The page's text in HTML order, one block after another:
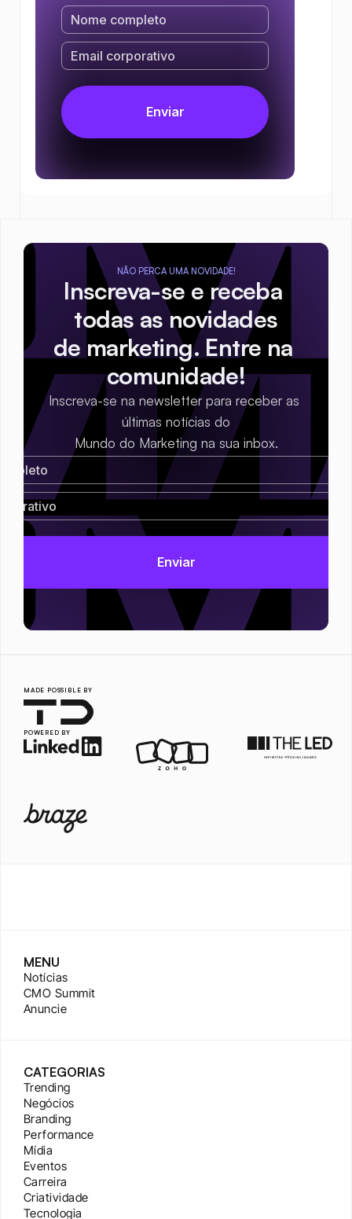
NÃO PERCA UMA NOVIDADE!
Inscreva-se e receba
todas as novidades
de marketing. Entre na
comunidade!
Inscreva-se na newsletter para receber as
últimas notícias do
Mundo do Marketing na sua inbox.
MADE POSSIBLE BY
POWERED BY
MENU
Notícias
CMO Summit
Anuncie
CATEGORIAS
Trending
Negócios
Branding
Performance
Mídia
Eventos
Carreira
Criatividade
Tecnologia